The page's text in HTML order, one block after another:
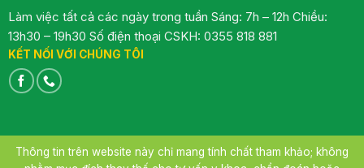
Làm việc tất cả các ngày trong tuần Sáng: 7h – 12h Chiều:
13h30 – 19h30 Số điện thoại CSKH: 0355 818 881
KẾT NỐI VỚI CHÚNG TÔI
Thông tin trên website này chỉ mang tính chất tham khảo; không